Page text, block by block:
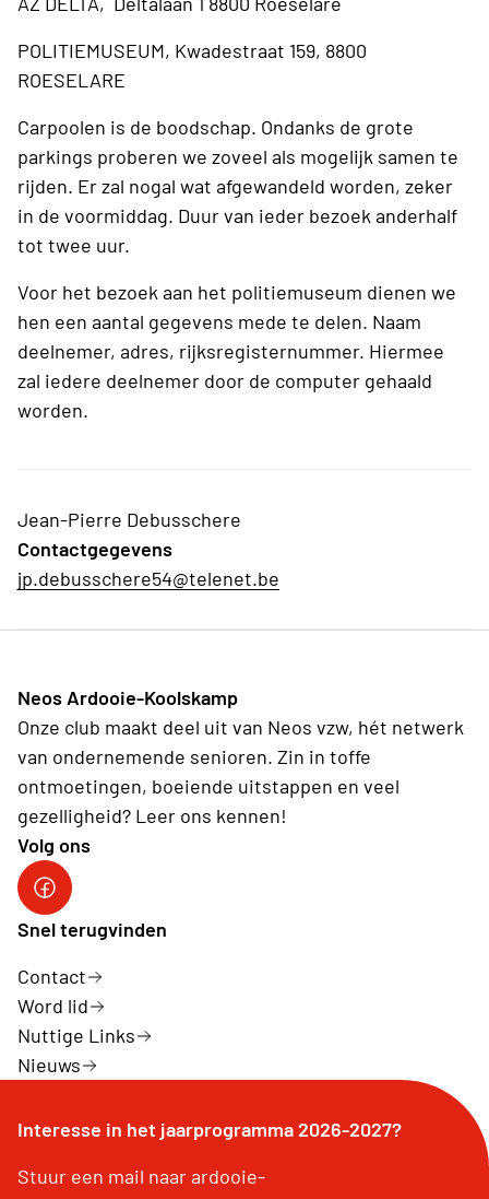
POLITIEMUSEUM, Kwadestraat 159, 8800
ROESELARE
Carpoolen is de boodschap. Ondanks de grote
parkings proberen we zoveel als mogelijk samen te
rijden. Er zal nogal wat afgewandeld worden, zeker
in de voormiddag. Duur van ieder bezoek anderhalf
tot twee uur.
Voor het bezoek aan het politiemuseum dienen we
hen een aantal gegevens mede te delen. Naam
deelnemer, adres, rijksregisternummer. Hiermee
zal iedere deelnemer door de computer gehaald
worden.
Jean-Pierre Debusschere
Contactgegevens
jp.debusschere54@telenet.be
Neos Ardooie-Koolskamp
Onze club maakt deel uit van Neos vzw, hét netwerk
van ondernemende senioren. Zin in toffe
ontmoetingen, boeiende uitstappen en veel
gezelligheid? Leer ons kennen!
Volg ons
Neos Ardooie-Koolskamp
Snel terugvinden
Contact
Word lid
Nuttige Links
Nieuws
Interesse in het jaarprogramma 2026-2027?
Stuur een mail naar ardooie-